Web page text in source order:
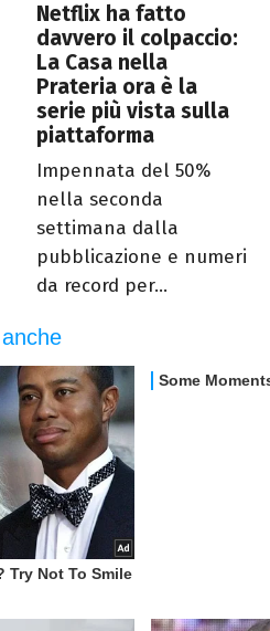
Netflix ha fatto
davvero il colpaccio:
La Casa nella
Prateria ora è la
serie più vista sulla
piattaforma
Impennata del 50%
nella seconda
settimana dalla
pubblicazione e numeri
da record per...